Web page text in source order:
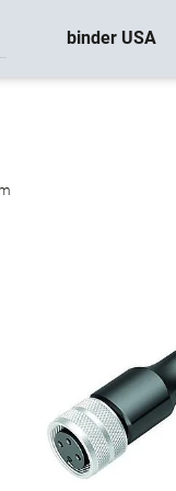
binder USA